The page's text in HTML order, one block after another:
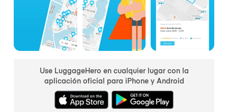
Use LuggageHero en cualquier lugar con la
aplicación oficial para iPhone y Android